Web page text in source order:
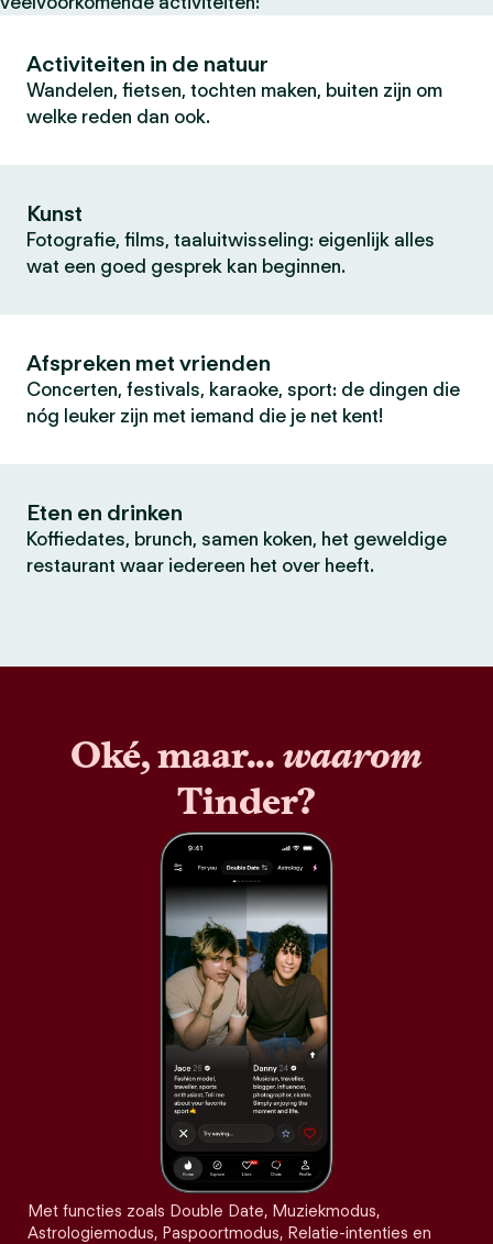
Activiteiten in de natuur
Wandelen, fietsen, tochten maken, buiten zijn om
welke reden dan ook.
Kunst
Fotografie, films, taaluitwisseling: eigenlijk alles
wat een goed gesprek kan beginnen.
Afspreken met vrienden
Concerten, festivals, karaoke, sport: de dingen die
nóg leuker zijn met iemand die je net kent!
Eten en drinken
Koffiedates, brunch, samen koken, het geweldige
restaurant waar iedereen het over heeft.
Oké, maar...waarom
Tinder?
Met functies zoals Double Date, Muziekmodus,
Astrologiemodus, Paspoortmodus, Relatie-intenties en